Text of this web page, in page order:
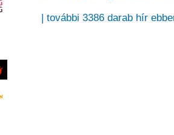
| további 3386 darab hír